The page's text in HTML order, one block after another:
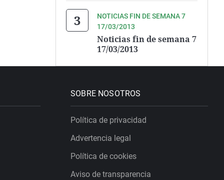
NOTICIAS FIN DE SEMANA 7
17/03/2013
Noticias fin de semana 7
17/03/2013
SOBRE NOSOTROS
Política de privacidad
Advertencia legal
Política de cookies
Aviso de transparencia